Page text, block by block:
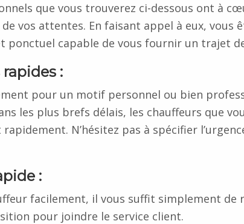
que vous trouverez ci-dessous ont à
vos attentes. En faisant appel à eux, vous
ponctuel capable de vous fournir un trajet
:
pour un motif personnel ou bien
les plus brefs délais, les chauffeurs que
N’hésitez pas à spécifier
:
facilement, il vous suffit simplement
pour joindre le service client.